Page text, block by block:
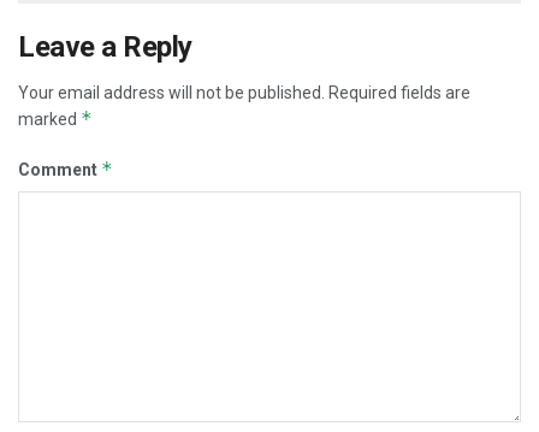
Leave a Reply
Your email address will not be published.
Required fields are
marked *
Comment *